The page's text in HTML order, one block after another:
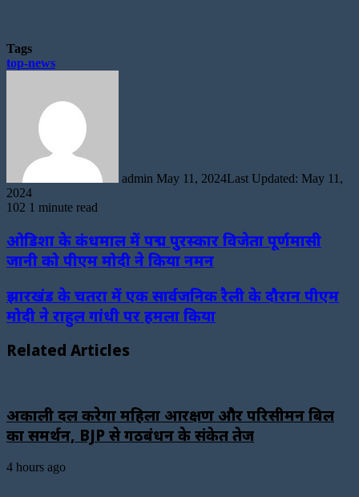
Tags
top-news
admin May 11, 2024Last Updated: May 11,
2024
102 1 minute read
ओडिशा के कंधमाल में पद्म पुरस्कार विजेता पूर्णमासी
जानी को पीएम मोदी ने किया नमन
झारखंड के चतरा में एक सार्वजनिक रैली के दौरान पीएम
मोदी ने राहुल गांधी पर हमला किया
Related Articles
अकाली दल करेगा महिला आरक्षण और परिसीमन बिल
का समर्थन, BJP से गठबंधन के संकेत तेज
4 hours ago